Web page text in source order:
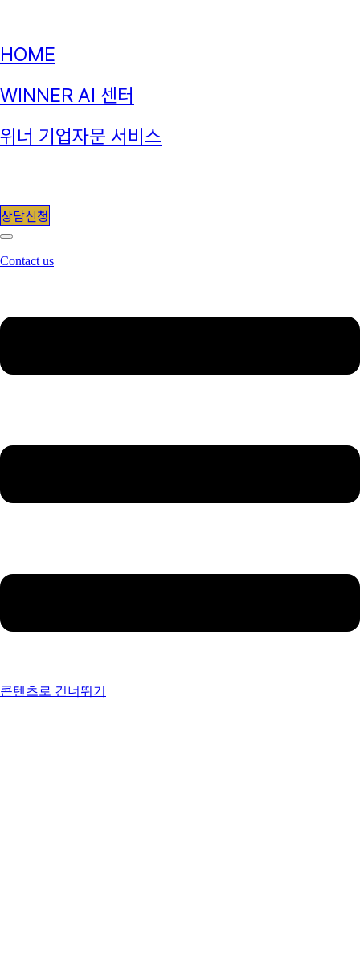
HOME
WINNER AI 센터
위너 기업자문 서비스
상담신청
Contact us
콘텐츠로 건너뛰기